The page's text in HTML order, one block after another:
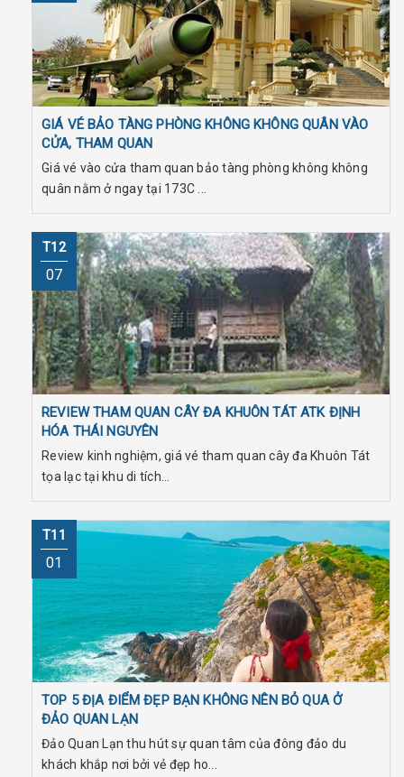
GIÁ VÉ BẢO TÀNG PHÒNG KHÔNG KHÔNG QUÂN VÀO
CỬA, THAM QUAN
Giá vé vào cửa tham quan bảo tàng phòng không không
quân nằm ở ngay tại 173C ...
T12
07
REVIEW THAM QUAN CÂY ĐA KHUÔN TÁT ATK ĐỊNH
HÓA THÁI NGUYÊN
Review kinh nghiệm, giá vé tham quan cây đa Khuôn Tát
tọa lạc tại khu di tích...
T11
01
TOP 5 ĐỊA ĐIỂM ĐẸP BẠN KHÔNG NÊN BỎ QUA Ở
ĐẢO QUAN LẠN
Đảo Quan Lạn thu hút sự quan tâm của đông đảo du
khách khắp nơi bởi vẻ đẹp ho...